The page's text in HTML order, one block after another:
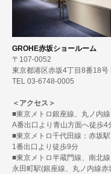
GROHE赤坂ショールーム
〒107-0052
東京都港区赤坂4丁目8番18号
TEL 03-6748-0005
＜アクセス＞
■東京メトロ銀座線、丸ノ内
A番出口より青山方面へ徒歩4
■東京メトロ千代田線：赤坂駅
1番出口より徒歩9分
■東京メトロ半蔵門線、南北線
永田町駅(銀座線、丸ノ内線